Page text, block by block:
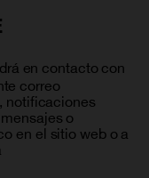
en contacto con
correo
notificaciones
o
en el sitio web o a